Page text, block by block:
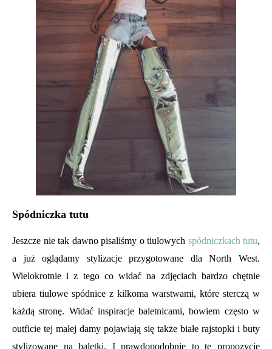
Spódniczka tutu
Jeszcze nie tak dawno pisaliśmy o tiulowych spódniczkach tutu,
a już oglądamy stylizacje przygotowane dla North West.
Wielokrotnie i z tego co widać na zdjęciach bardzo chętnie
ubiera tiulowe spódnice z kilkoma warstwami, które sterczą w
każdą stronę. Widać inspiracje baletnicami, bowiem często w
outficie tej małej damy pojawiają się także białe rajstopki i buty
stylizowane na baletki. I prawdopodobnie to te propozycje